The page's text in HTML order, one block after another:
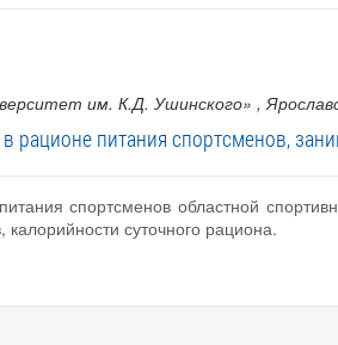
им. К.Д. Ушинского» ,
рационе питания спортсменов,
спортсменов областной
суточного рациона.